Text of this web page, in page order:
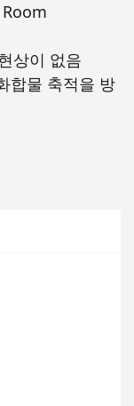
상이 없음
합물 축적을 방